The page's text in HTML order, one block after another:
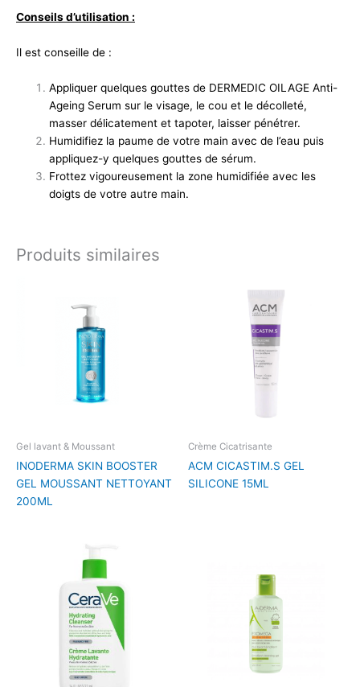
Conseils d’utilisation :
Il est conseille de :
Appliquer quelques gouttes de DERMEDIC OILAGE Anti-
Ageing Serum sur le visage, le cou et le décolleté,
masser délicatement et tapoter, laisser pénétrer.
Humidifiez la paume de votre main avec de l’eau puis
appliquez-y quelques gouttes de sérum.
Frottez vigoureusement la zone humidifiée avec les
doigts de votre autre main.
Produits similaires
Gel lavant & Moussant
INODERMA SKIN BOOSTER
GEL MOUSSANT NETTOYANT
200ML
Crème Cicatrisante
ACM CICASTIM.S GEL
SILICONE 15ML